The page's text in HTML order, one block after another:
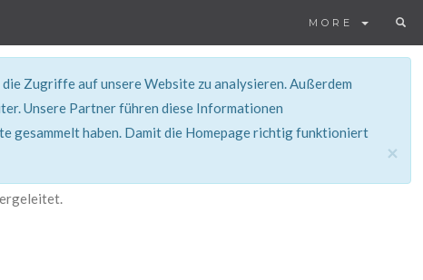
MORE
Zugriffe auf unsere Website zu analysieren. Außerdem
Unsere Partner führen diese Informationen
gesammelt haben. Damit die Homepage richtig funktioniert
×